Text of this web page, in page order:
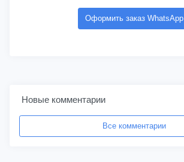
Оформить заказ WhatsApp
Новые комментарии
Все комментарии